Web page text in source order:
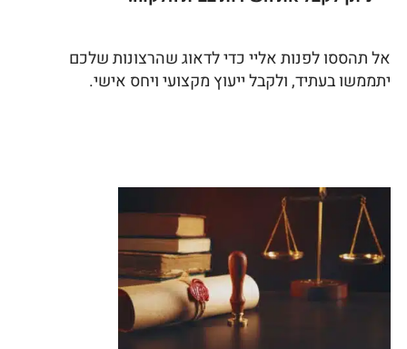
אל תהססו לפנות אליי כדי לדאוג שהרצונות שלכם
יתממשו בעתיד, ולקבל ייעוץ מקצועי ויחס אישי.